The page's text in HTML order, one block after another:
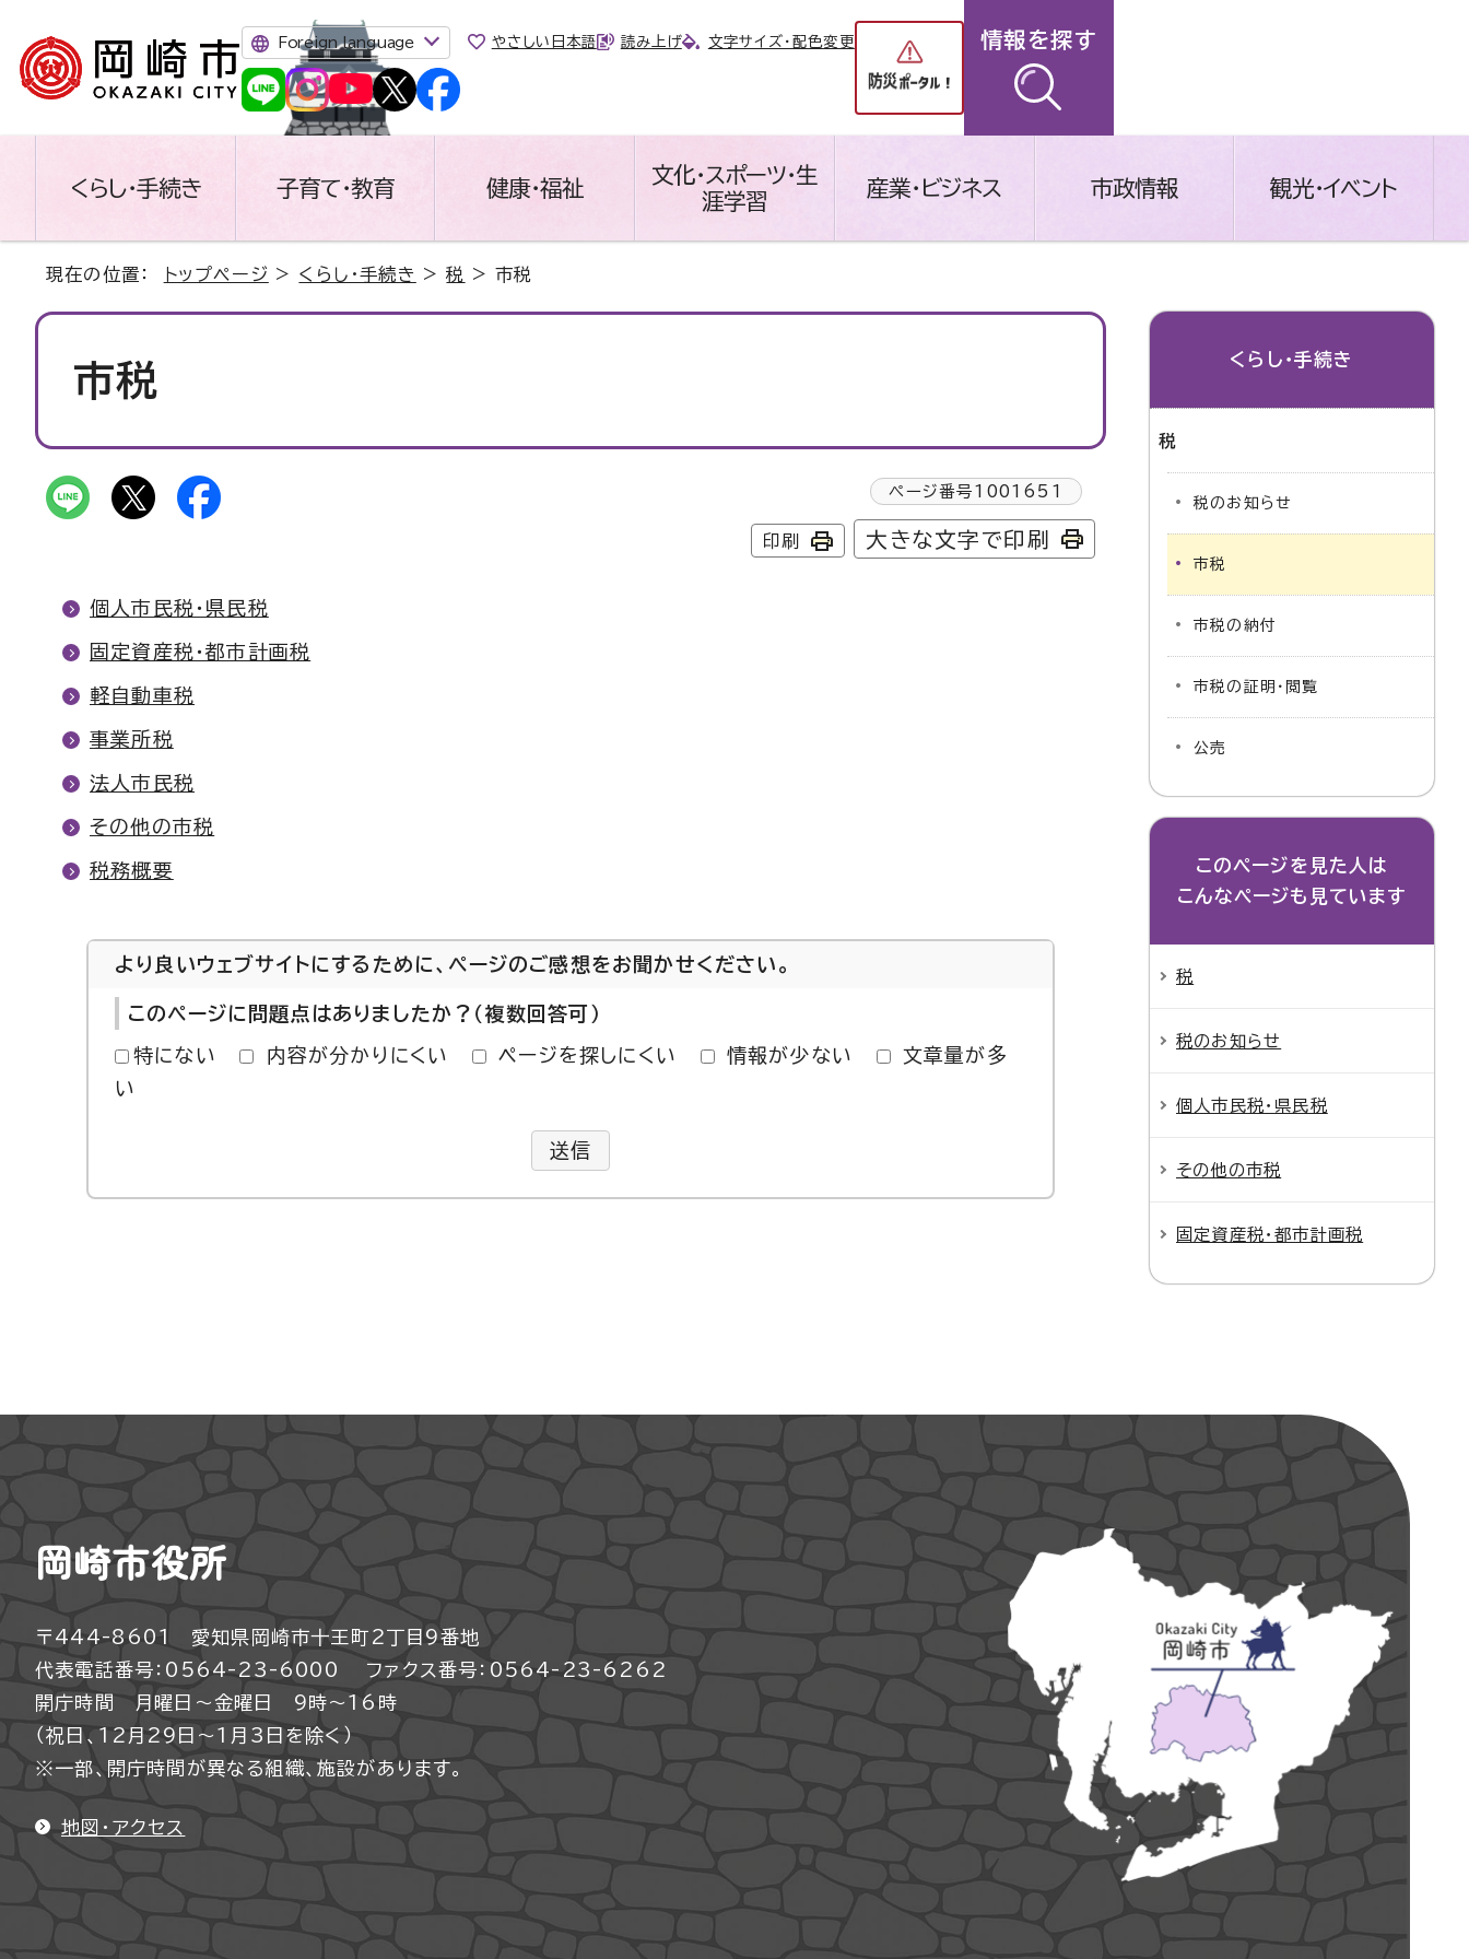
Foreign language やさしい日本語 読み上げ 文字サイズ・配色変更 情報を探す
くらし・手続き 子育て・教育 健康・福祉
文化・スポーツ・生
涯学習
産業・ビジネス 市政情報 観光・イベント
現在の位置： トップページ > くらし・手続き >税 > 市税
市税
ページ番号 1001651
印刷 大きな文字で印刷
個人市民税・県民税
固定資産税・都市計画税
軽自動車税
事業所税
法人市民税
その他の市税
税務概要
より良いウェブサイトにするために、ページのご感想をお聞かせください。
このページに問題点はありましたか？（複数回答可）
特にない 内容が分かりにくい ページを探しにくい 情報が少ない
文章量が多
い
送信
くらし・手続き
税
税のお知らせ
市税
市税の納付
市税の証明・閲覧
公売
このページを見た人は
こんなページも見ています
税
税のお知らせ
個人市民税・県民税
その他の市税
固定資産税・都市計画税
岡崎市役所
〒444-8601 愛知県岡崎市十王町2丁目9番地
代表電話番号：0564-23-6000
ファクス番号：0564-23-6262
開庁時間 月曜日～金曜日 9時～16時
（祝日、12月29日～1月3日を除く）
※一部、開庁時間が異なる組織、施設があります。
地図・アクセス